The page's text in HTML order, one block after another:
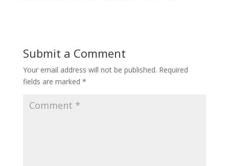
Submit a Comment
Your email address will not be published. Required
fields are marked *